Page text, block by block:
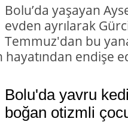
Bolu’da yaşayan
evden ayrılarak
Temmuz'dan bu
endişe
Bolu'da yavru
boğan otizmli